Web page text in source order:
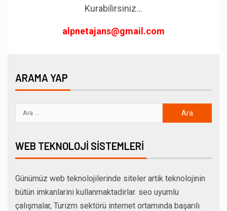
Kurabilirsiniz…
alpnetajans@gmail.com
ARAMA YAP
WEB TEKNOLOJI SISTEMLERI
Günümüz web teknolojilerinde siteler artik teknolojinin
bütün imkanlarini kullanmaktadirlar. seo uyumlu
çalışmalar, Turizm sektörü internet ortamında başarılı